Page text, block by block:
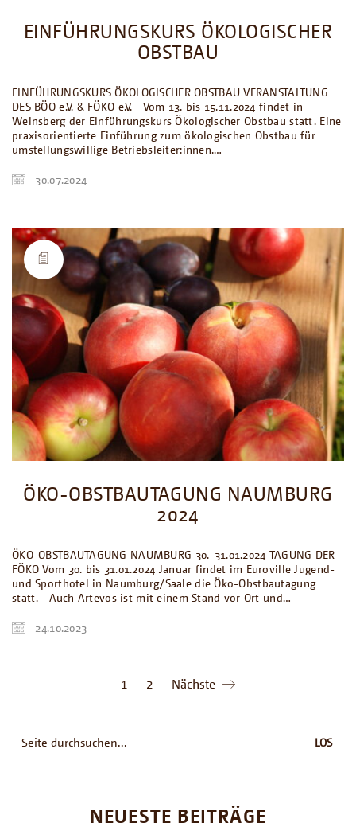
EINFÜHRUNGSKURS ÖKOLOGISCHER
OBSTBAU
EINFÜHRUNGSKURS ÖKOLOGISCHER OBSTBAU VERANSTALTUNG
DES BÖO e.V. & FÖKO e.V. Vom 13. bis 15.11.2024 findet in
Weinsberg der Einführungskurs Ökologischer Obstbau statt. Eine
praxisorientierte Einführung zum ökologischen Obstbau für
umstellungswillige Betriebsleiter:innen.…
30.07.2024
ÖKO-OBSTBAUTAGUNG NAUMBURG
2024
ÖKO-OBSTBAUTAGUNG NAUMBURG 30.-31.01.2024 TAGUNG DER
FÖKO Vom 30. bis 31.01.2024 Januar findet im Euroville Jugend-
und Sporthotel in Naumburg/Saale die Öko-Obstbautagung
statt. Auch Artevos ist mit einem Stand vor Ort und…
24.10.2023
1 2 Nächste
nach:
NEUESTE BEITRÄGE